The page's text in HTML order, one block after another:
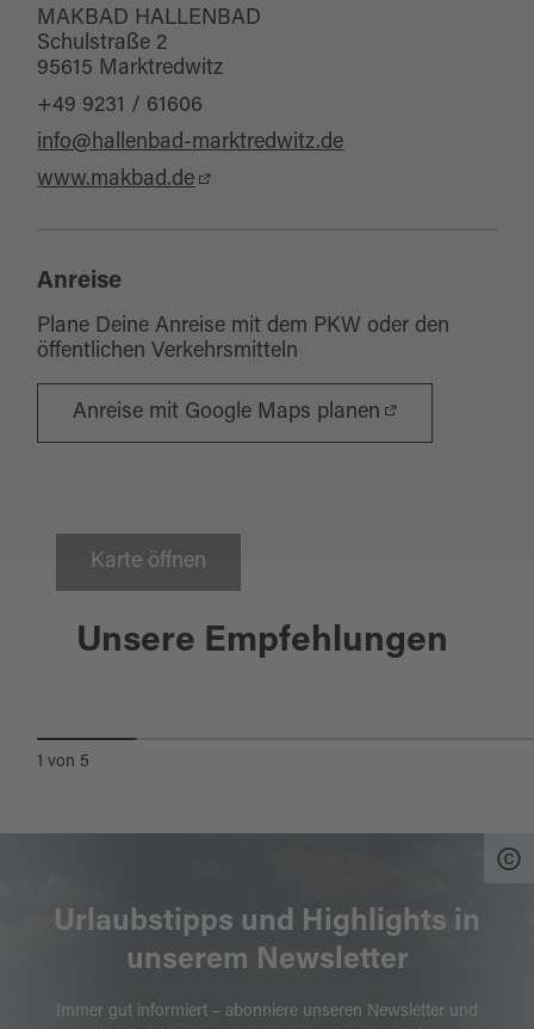
MAKBAD HALLENBAD
Schulstraße 2
95615 Marktredwitz
+49 9231 / 61606
info@hallenbad-marktredwitz.de
www.makbad.de
Anreise
Plane Deine Anreise mit dem PKW oder den
öffentlichen Verkehrsmitteln
Anreise mit Google Maps planen
Karte öffnen
Unsere Empfehlungen
Pullenreuth
WALLENSTEIN-
1 von 5
Urlaubstipps und Highlights in
unserem Newsletter
Immer gut informiert – abonniere unseren Newsletter und